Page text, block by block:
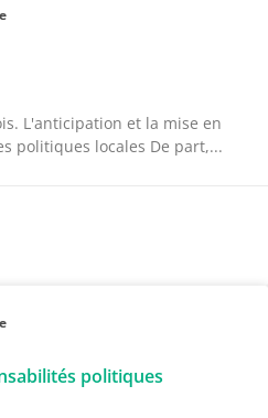
L'anticipation et la mise en
politiques locales De part,...
politiques